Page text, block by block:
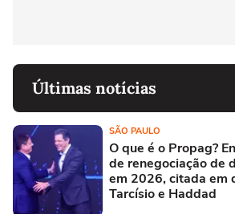
Últimas notícias
SÃO PAULO
O que é o Propag?
de renegociação de
em 2026, citada em
Tarcísio e Haddad